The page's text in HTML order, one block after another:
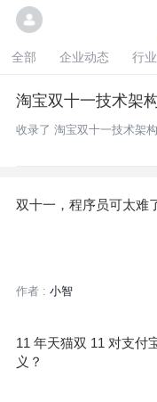
全部 企业动态 行
淘宝双十一技术架
收录了 淘宝双十一技术架
双十一，程序员可太难
作者 : 小智
11 年天猫双 11 对支付
义？